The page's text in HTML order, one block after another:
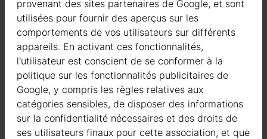
Abonnez-vous à la newsletter
Votre adresse e-mail
S'inscrire
J'ai pris connaissance des informations
et j'accepte de
provenant des sites partenaires de Google, et sont
utilisées pour fournir des aperçus sur les
comportements de vos utilisateurs sur différents
appareils. En activant ces fonctionnalités,
l'utilisateur est conscient de se conformer à la
politique sur les fonctionnalités publicitaires de
Google, y compris les règles relatives aux
catégories sensibles, de disposer des informations
sur la confidentialité nécessaires et des droits de
ses utilisateurs finaux pour cette association, et que